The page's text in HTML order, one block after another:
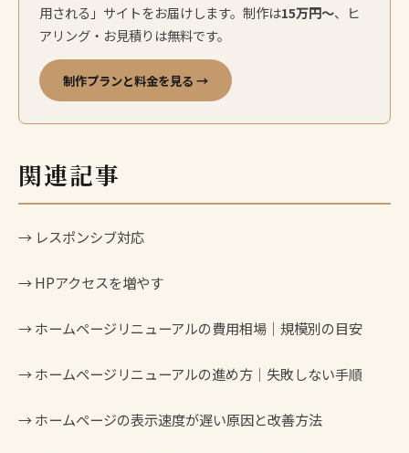
用される」サイトをお届けします。制作は15万円〜、ヒ
アリング・お見積りは無料です。
制作プランと料金を見る →
関連記事
→ レスポンシブ対応
→HPアクセスを増やす
→ホームページリニューアルの費用相場｜規模別の目安
→ホームページリニューアルの進め方｜失敗しない手順
→ホームページの表示速度が遅い原因と改善方法